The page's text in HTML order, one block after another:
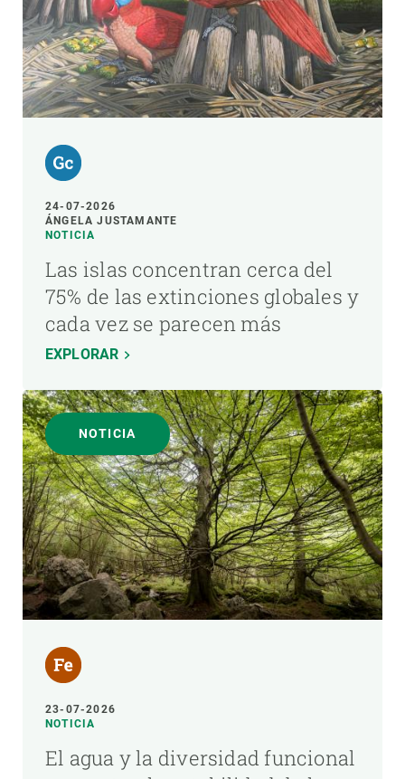
24-07-2026
ÁNGELA JUSTAMANTE
NOTICIA
Las islas concentran cerca del
75% de las extinciones globales y
cada vez se parecen más
EXPLORAR
NOTICIA
23-07-2026
NOTICIA
El agua y la diversidad funcional